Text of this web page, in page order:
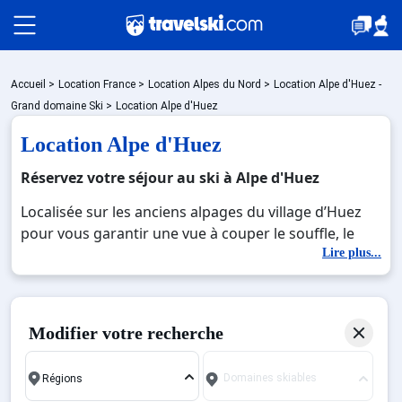
Packages
🚆Train de nuit
Stations
Hébergements
Bons plans
Accueil > Location France > Location Alpes du Nord > Location Alpe d'Huez -
Grand domaine Ski > Location Alpe d'Huez
Location Alpe d'Huez
Réservez votre séjour au ski à Alpe d'Huez
Localisée sur les anciens alpages du village d’Huez
pour vous garantir une vue à couper le souffle, le
grand domaine skiable des alpes est situé dans le
département de l’Isère, à 59 km de Grenoble.
S’élevant à 1860 m d’altitude, cet immense paradis
Rousses et offre un panorama irréprochable sur le
qui ne sont autres que la Muzelle, les Aiguilles
Lire plus...
Modifier votre recherche
Domaines skiables